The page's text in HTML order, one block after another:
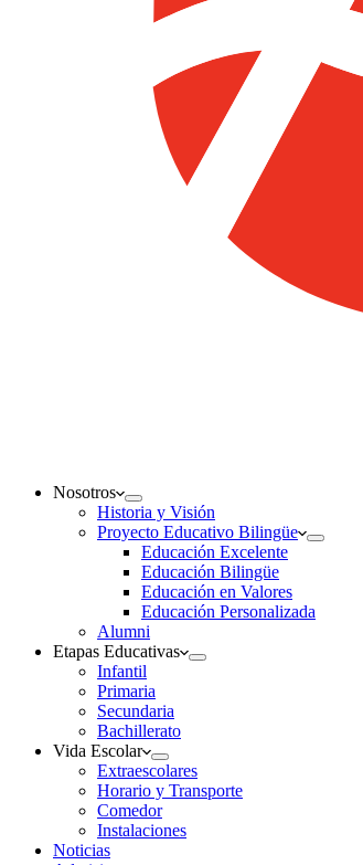
Nosotros
Historia y Visión
Proyecto Educativo Bilingüe
Educación Excelente
Educación Bilingüe
Educación en Valores
Educación Personalizada
Alumni
Etapas Educativas
Infantil
Primaria
Secundaria
Bachillerato
Vida Escolar
Extraescolares
Horario y Transporte
Comedor
Instalaciones
Noticias